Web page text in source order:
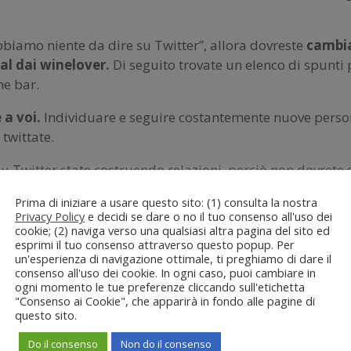
niente da dire su Twitter”, allora dovreste
dai winelover. Di seguito trovate un elenco di
bar.
a voi. Individuare e seguire costantemente nuove
twittate.
Twitter state costruendo relazioni, perciò non dovrete
anche in questo canale,
articolo.
nessuno.Non pensate tanto a scrivere qualcosa che
Soprattutto, niente spam. Nessuno è lì per
gli altri utenti e prendete spunto da loro per farvi
di Tweet di altri utenti, state dando importanza a
questo modo, è più probabile che si accorgano di voi.
Prima di iniziare a usare questo sito: (1) consulta la nostra
Privacy Policye decidi se dare o no il tuo consenso all'uso dei
cookie; (2) naviga verso una qualsiasi altra pagina del sito ed
esprimi il tuo consenso attraverso questo popup. Per
un'esperienza di navigazione ottimale, ti preghiamo di dare il
consenso all'uso dei cookie. In ogni caso, puoi cambiare in
ogni momento le tue preferenze cliccando sull'etichetta
"Consenso ai Cookie", che apparirà in fondo alle pagine di
questo sito.
Do il consenso Non do il consenso